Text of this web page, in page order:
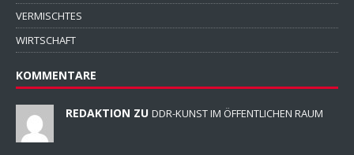
VERMISCHTES
WIRTSCHAFT
KOMMENTARE
REDAKTION ZU DDR-KUNST IM ÖFFENTLICHEN RAUM